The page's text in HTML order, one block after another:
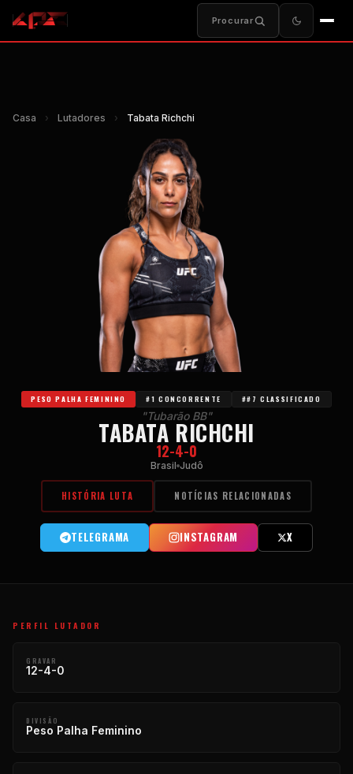
Procurar
Casa › Lutadores › Tabata Richchi
PESO PALHA FEMININO #1 CONCORRENTE ##7 CLASSIFICADO
"Tubarão BB"
TABATA RICHCHI
12-4-0
Brasil Judô
HISTÓRIA LUTA NOTÍCIAS RELACIONADAS
TELEGRAMA INSTAGRAM X
PERFIL LUTADOR
GRAVAR
12-4-0
DIVISÃO
Peso Palha Feminino